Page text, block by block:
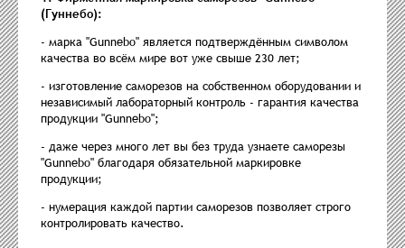
(Гуннебо):
- марка "Gunnebo" является подтверждённым символом
качества во всём мире вот уже свыше 230 лет;
- изготовление саморезов на собственном оборудовании и
независимый лабораторный контроль - гарантия качества
продукции "Gunnebo";
- даже через много лет вы без труда узнаете саморезы
"Gunnebo" благодаря обязательной маркировке
продукции;
- нумерация каждой партии саморезов позволяет строго
контролировать качество.